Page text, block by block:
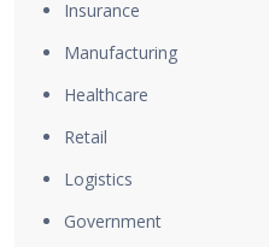
Insurance
Manufacturing
Healthcare
Retail
Logistics
Government